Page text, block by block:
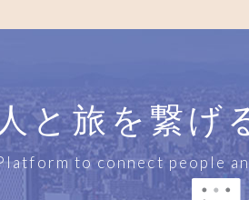
と旅を繋げ
to connect people